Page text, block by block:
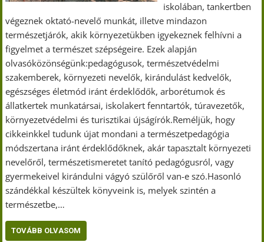
iskolában, tankertben
végeznek oktató-nevelő munkát, illetve mindazon
természetjárók, akik környezetükben igyekeznek felhívni a
figyelmet a természet szépségeire. Ezek alapján
olvasóközönségünk:pedagógusok, természetvédelmi
szakemberek, környezeti nevelők, kirándulást kedvelők,
egészséges életmód iránt érdeklődők, arborétumok és
állatkertek munkatársai, iskolakert fenntartók, túravezetők,
környezetvédelmi és turisztikai újságírók.Reméljük, hogy
cikkeinkkel tudunk újat mondani a természetpedagógia
módszertana iránt érdeklődőknek, akár tapasztalt környezeti
nevelőről, természetismeretet tanító pedagógusról, vagy
gyermekeivel kirándulni vágyó szülőről van-e szó.Hasonló
szándékkal készültek könyveink is, melyek szintén a
természetbe,…
TOVÁBB OLVASOM